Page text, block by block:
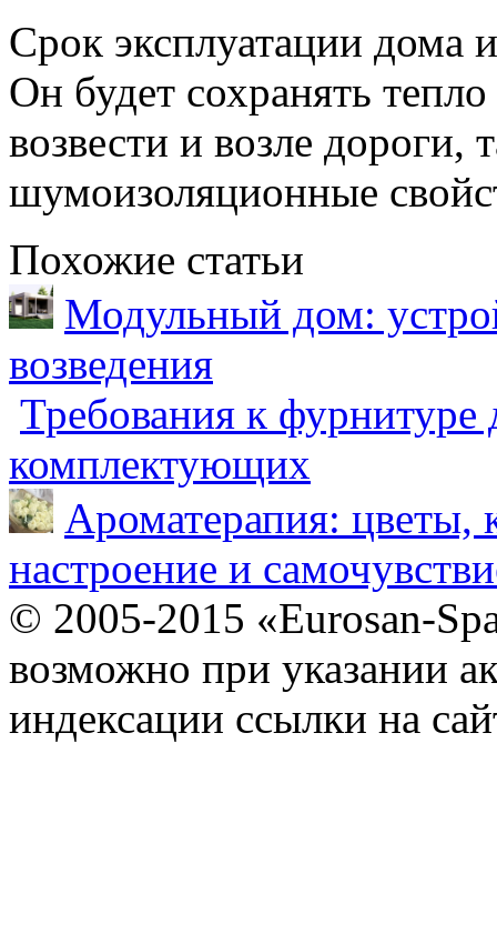
Срок эксплуатации дома
Он будет сохранять
возвести и возле дороги,
шумоизоляционные
Похожие статьи
Модульный дом:
возведения
Требования к фурнитуре
комплектующих
Ароматерапия: цветы,
настроение и
© 2005-2015 «Eurosan-
возможно при указании
индексации ссылки на